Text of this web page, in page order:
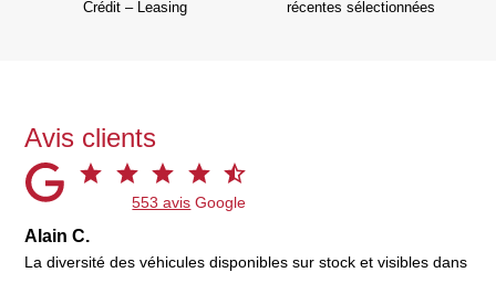
Crédit – Leasing
récentes sélectionnées
Avis clients
553 avis Google
Alain C.
La diversité des véhicules disponibles sur stock et visibles dans